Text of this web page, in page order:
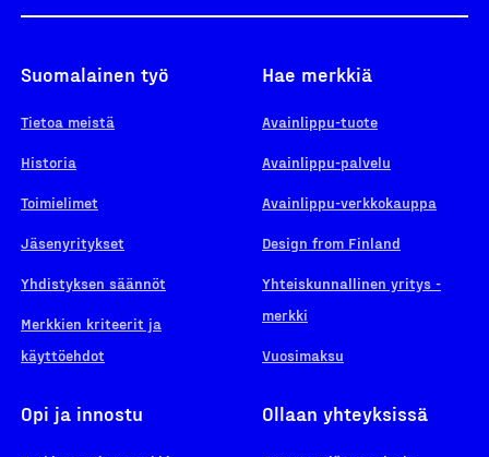
Suomalainen työ
Tietoa meistä
Historia
Toimielimet
Jäsenyritykset
Yhdistyksen säännöt
Merkkien kriteerit ja
käyttöehdot
Hae merkkiä
Avainlippu-tuote
Avainlippu-palvelu
Avainlippu-verkkokauppa
Design from Finland
Yhteiskunnallinen yritys -
merkki
Vuosimaksu
Opi ja innostu Ollaan yhteyksissä